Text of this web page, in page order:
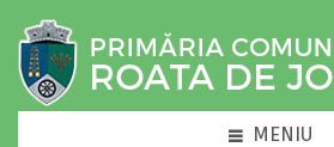
MENIU